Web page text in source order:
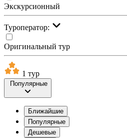
Экскурсионный
Туроператор:
Оригинальный тур
1 тур
Популярные
Ближайшие
Популярные
Дешевые